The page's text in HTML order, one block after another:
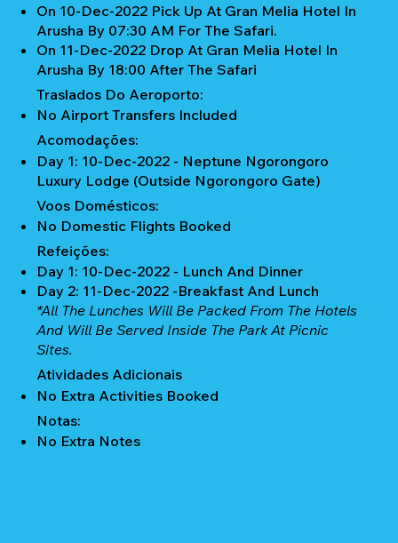
On 10-Dec-2022 Pick Up At Gran Melia Hotel In
Arusha By 07:30 AM For The Safari.
On 11-Dec-2022 Drop At Gran Melia Hotel In
Arusha By 18:00 After The Safari
Traslados Do Aeroporto:
No Airport Transfers Included
Acomodações:
Day 1: 10-Dec-2022 - Neptune Ngorongoro
Luxury Lodge (Outside Ngorongoro Gate)
Voos Domésticos:
No Domestic Flights Booked
Refeições:
Day 1: 10-Dec-2022 - Lunch And Dinner
Day 2: 11-Dec-2022 -Breakfast And Lunch
*All The Lunches Will Be Packed From The Hotels
And Will Be Served Inside The Park At Picnic
Sites.
Atividades Adicionais
No Extra Activities Booked
Notas:
No Extra Notes